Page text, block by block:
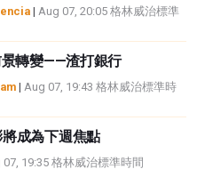
| Aug 07, 20:05 格林威治標準
景轉變——渣打銀行
| Aug 07, 19:43 格林威治標準時
成為下週焦點
07, 19:35 格林威治標準時間